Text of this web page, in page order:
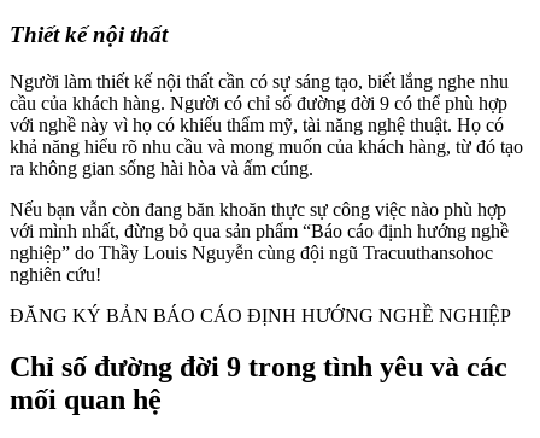
Thiết kế nội thất
Người làm thiết kế nội thất cần có sự sáng tạo, biết lắng nghe nhu
cầu của khách hàng. Người có chỉ số đường đời 9 có thể phù hợp
với nghề này vì họ có khiếu thẩm mỹ, tài năng nghệ thuật. Họ có
khả năng hiểu rõ nhu cầu và mong muốn của khách hàng, từ đó tạo
ra không gian sống hài hòa và ấm cúng.
Nếu bạn vẫn còn đang băn khoăn thực sự công việc nào phù hợp
với mình nhất, đừng bỏ qua sản phẩm “Báo cáo định hướng nghề
nghiệp” do Thầy Louis Nguyễn cùng đội ngũ Tracuuthansohoc
nghiên cứu!
ĐĂNG KÝ BẢN BÁO CÁO ĐỊNH HƯỚNG NGHỀ NGHIỆP
Chỉ số đường đời 9 trong tình yêu và các
mối quan hệ